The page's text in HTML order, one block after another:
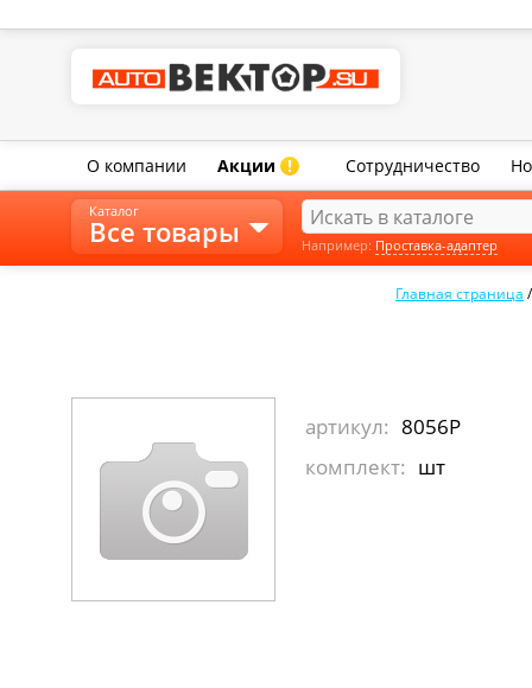
О компании Акции ! Сотрудничество
Главная страница
артикул: 8056Р
комплект: шт
Каталог
Все товары Например: Проставка-адаптер